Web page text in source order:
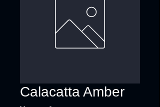
Calacatta Amber